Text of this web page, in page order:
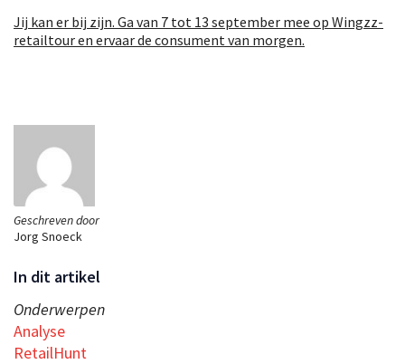
Geschreven door
Jorg Snoeck
In dit artikel
Onderwerpen
Analyse
RetailHunt
Jij kan er bij zijn. Ga van 7 tot 13 september mee op Wingzz-
retailtour en ervaar de consument van morgen.